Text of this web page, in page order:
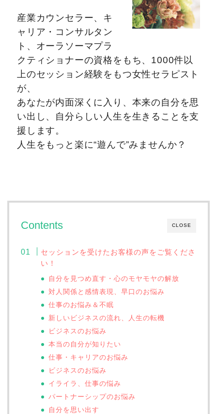
産業カウンセラー、キ
ャリア・コンサルタン
ト、オーラソーマプラ
クティショナーの資格をもち、1000件以
上のセッション経験をもつ女性セラピスト
が、
あなたが内面深くに入り、本来の自分を思
い出し、自分らしい人生を生きることを支
援します。
人生をもっと楽に“遊んで”みませんか？
CLOSE
Contents
セッションを受けたお客様の声をご覧くださ
い！
自分を見つめ直す・心のモヤモヤの解放
対人関係と感情表現、早口のお悩み
仕事のお悩み＆不眠
新しいビジネスの流れ、人生の転機
ビジネスのお悩み
本当の自分が知りたい
仕事・キャリアのお悩み
ビジネスのお悩み
イライラ、仕事の悩み
パートナーシップのお悩み
自分を思い出す